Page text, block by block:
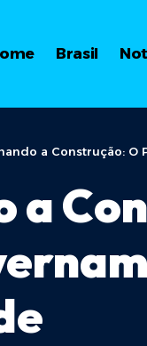
Brasil
a Construção: O
a